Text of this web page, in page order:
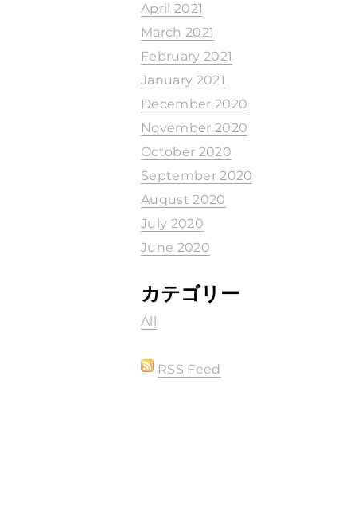
April 2021
March 2021
February 2021
January 2021
December 2020
November 2020
October 2020
September 2020
August 2020
July 2020
June 2020
カテゴリー
All
RSS Feed